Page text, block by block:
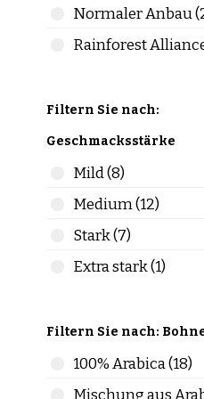
Normaler Anbau
Rainforest
Filtern Sie nach:
Geschmacksstärke
Mild (8)
Medium (12)
Stark (7)
Extra stark (1)
Filtern Sie nach:
100% Arabica (18)
Mischung aus